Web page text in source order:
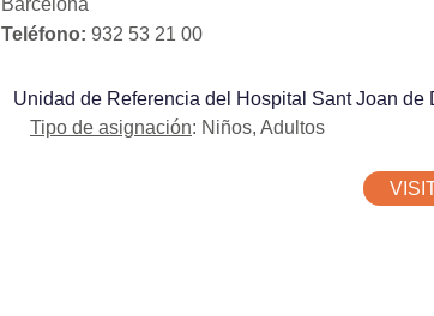
Barcelona
Teléfono: 932 53 21 00
Unidad de Referencia del Hospital Sant Joan de
Tipo de asignación: Niños, Adultos